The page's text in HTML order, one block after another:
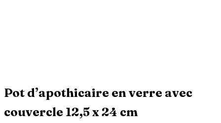
Pot d’apothicaire en verre avec
couvercle 12,5 x 24 cm